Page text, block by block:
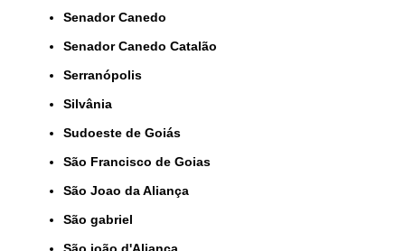
Senador Canedo
Senador Canedo Catalão
Serranópolis
Silvânia
Sudoeste de Goiás
São Francisco de Goias
São Joao da Aliança
São gabriel